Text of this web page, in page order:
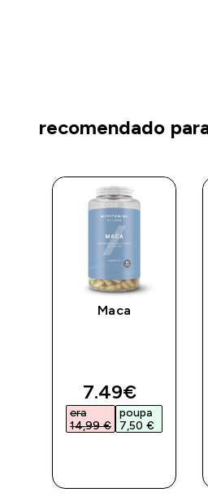
recomendado
Maca
discounted
7.49€‎
era
14,99 €‎
poupa
7,50 €‎